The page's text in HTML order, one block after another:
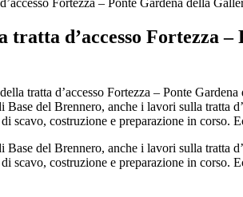
tratta d’accesso Fortezza
del Brennero, anche i lavori sulla tratta
scavo, costruzione e preparazione in
del Brennero, anche i lavori sulla tratta
scavo, costruzione e preparazione in corso.